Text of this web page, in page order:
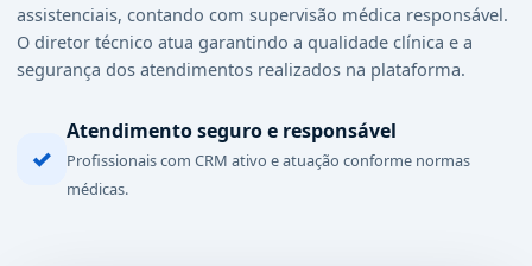
assistenciais, contando com supervisão médica responsável.
O diretor técnico atua garantindo a qualidade clínica e a
segurança dos atendimentos realizados na plataforma.
✓
Atendimento seguro e responsável
Profissionais com CRM ativo e atuação conforme normas
médicas.